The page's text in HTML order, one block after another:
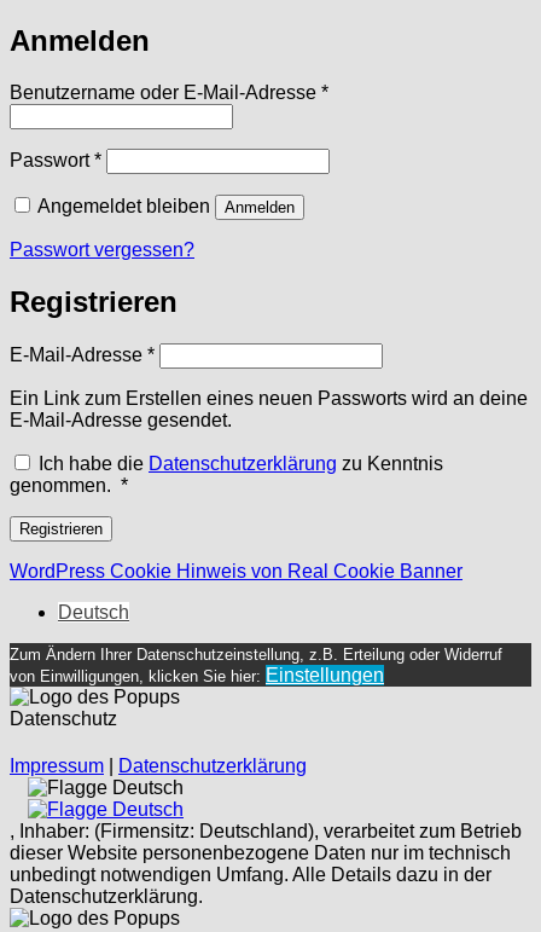
Anmelden
Benutzername oder E-Mail-Adresse *Erforderlich
Passwort*Erforderlich
Angemeldet bleiben Anmelden
Passwort vergessen?
Registrieren
E-Mail-Adresse *Erforderlich
Ein Link zum Erstellen eines neuen Passworts wird an deine
E-Mail-Adresse gesendet.
Ich habe die Datenschutzerklärung zu Kenntnis
genommen. *Erforderlich
Registrieren
WordPress Cookie Hinweis von Real Cookie Banner
Deutsch
Zum Ändern Ihrer Datenschutzeinstellung, z.B. Erteilung oder Widerruf
von Einwilligungen, klicken Sie hier: Einstellungen
Datenschutz
Impressum
Datenschutzerklärung
Deutsch
Deutsch
, Inhaber: (Firmensitz: Deutschland), verarbeitet zum Betrieb
dieser Website personenbezogene Daten nur im technisch
unbedingt notwendigen Umfang. Alle Details dazu in der
Datenschutzerklärung.